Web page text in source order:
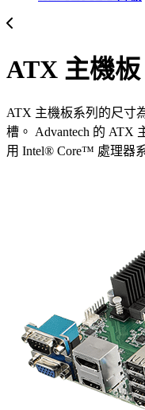
ATX 主機板
ATX 主機板系列的尺寸
槽。 Advantech 的 ATX
用 Intel® Core™ 處理器